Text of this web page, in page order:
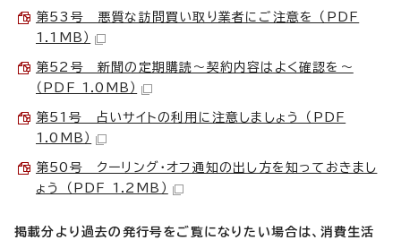
第53号 悪質な訪問買い取り業者にご注意を （PDF
1.1MB）
第52号 新聞の定期購読～契約内容はよく確認を～
（PDF 1.0MB）
第51号 占いサイトの利用に注意しましょう （PDF
1.0MB）
第50号 クーリング・オフ通知の出し方を知っておきまし
ょう （PDF 1.2MB）
掲載分より過去の発行号をご覧になりたい場合は、消費生活